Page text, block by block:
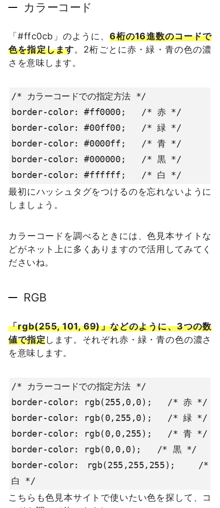
カラーコード
「#ffc0cb」のように、6桁の16進数のコードで
色を指定します。2桁ごとに赤・緑・青の色の濃
さを意味します。
/* カラーコードでの指定方法 */
border-color: #ff0000;   /* 赤 */
border-color: #00ff00;   /* 緑 */
border-color: #0000ff;   /* 青 */
border-color: #000000;   /* 黒 */
border-color: #ffffff;   /* 白 */
最初にハッシュタグをつけるのを忘れないように
しましょう。
カラーコードを調べるときには、色見本サイトな
どがネット上に多くありますので活用してみてく
ださいね。
RGB
「rgb(255, 101, 69)」などのように、3つの数
値で指定します。それぞれ赤・緑・青の色の濃さ
を意味します。
/* カラーコードでの指定方法 */
border-color: rgb(255,0,0);   /* 赤 */
border-color: rgb(0,255,0);   /* 緑 */
border-color: rgb(0,0,255);   /* 青 */
border-color: rgb(0,0,0);   /* 黒 */
border-color: rgb(255,255,255);   /*
白 */
こちらも色見本サイトで使いたい色を探して、コ